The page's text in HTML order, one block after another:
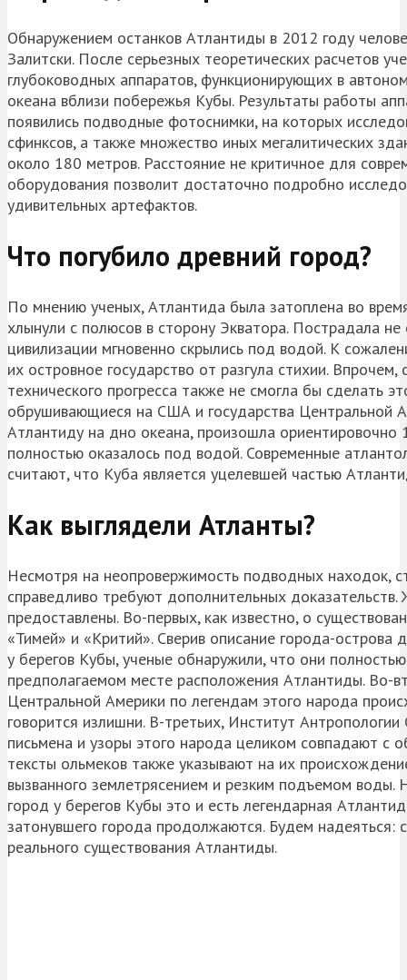
Обнаружением останков Атлантиды в 2012 году
Залитски. После серьезных теоретических расчетов
глубоководных аппаратов, функционирующих в
океана вблизи побережья Кубы. Результаты работы
появились подводные фотоснимки, на которых
сфинксов, а также множество иных мегалитических
около 180 метров. Расстояние не критичное для
оборудования позволит достаточно подробно
удивительных артефактов.
Что погубило древний город?
По мнению ученых, Атлантида была затоплена во
хлынули с полюсов в сторону Экватора. Пострадала
цивилизации мгновенно скрылись под водой. К
их островное государство от разгула стихии.
технического прогресса также не смогла бы сделать
обрушивающиеся на США и государства Центральной
Атлантиду на дно океана, произошла ориентировочно
полностью оказалось под водой. Современные
считают, что Куба является уцелевшей частью
Как выглядели Атланты?
Несмотря на неопровержимость подводных находок,
справедливо требуют дополнительных
предоставлены. Во-первых, как известно, о
«Тимей» и «Критий». Сверив описание города-
у берегов Кубы, ученые обнаружили, что они
предполагаемом месте расположения Атлантиды. Во-
Центральной Америки по легендам этого народа
говорится излишни. В-третьих, Институт
письмена и узоры этого народа целиком совпадают с
тексты ольмеков также указывают на их
вызванного землетрясением и резким подъемом
город у берегов Кубы это и есть легендарная
затонувшего города продолжаются. Будем надеяться:
реального существования Атлантиды.